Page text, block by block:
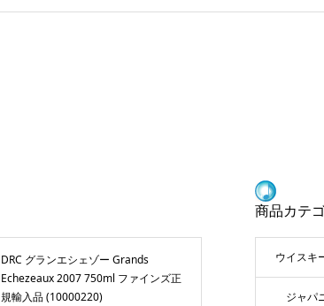
DRC グランエシェゾー Grands
Echezeaux 2007 750ml ファインズ正
規輸入品 (10000220)
商品カテ
ウイスキ
ジャパ